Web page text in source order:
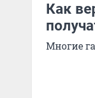
Как
Многие